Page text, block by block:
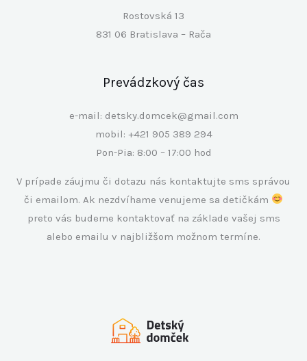
Rostovská 13
831 06 Bratislava – Rača
Prevádzkový čas
e-mail: detsky.domcek@gmail.com
mobil: +421 905 389 294
Pon-Pia: 8:00 – 17:00 hod
V prípade záujmu či dotazu nás kontaktujte sms správou
či emailom. Ak nezdvíhame venujeme sa detičkám
preto vás budeme kontaktovať na základe vašej sms
alebo emailu v najbližšom možnom termíne.